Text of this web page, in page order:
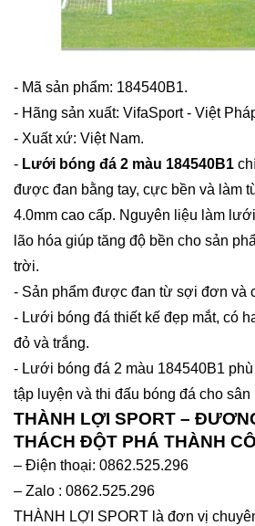
- Mã sản phẩm: 184540B1.
- Hãng sản xuất: VifaSport - Việt
- Xuất xứ: Việt Nam.
- Lưới bóng đá 2 màu 184540B1
được đan bằng tay, cực bền và làm
4.0mm cao cấp. Nguyên liệu làm
lão hóa giúp tăng độ bền cho sản
trời.
- Sản phẩm được đan từ sợi đơn và
- Lưới bóng đá thiết kế đẹp mắt, có
đỏ và trắng.
- Lưới bóng đá 2 màu 184540B1
tập luyện và thi đấu bóng đá cho
THÀNH LỢI SPORT –
THÁCH ĐỘT PHÁ THÀNH
– Điện thoại: 0862.525.296
– Zalo : 0862.525.296
THÀNH LỢI SPORT là đơn vị